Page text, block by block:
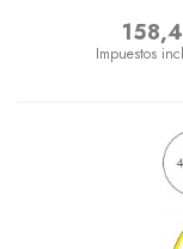
Precio
Impuestos